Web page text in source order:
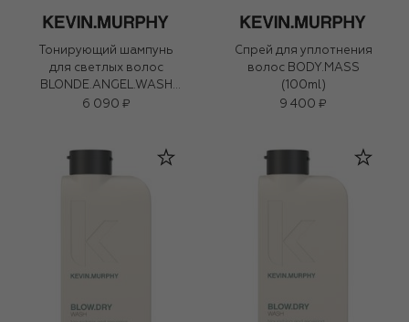
Тонирующий шампунь
для светлых волос
BLONDE.ANGEL.WASH
(250ml)
6 090 ₽
Спрей для уплотнения
волос BODY.MASS
(100ml)
9 400 ₽